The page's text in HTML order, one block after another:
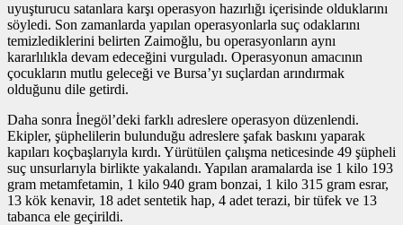
uyuşturucu satanlara karşı operasyon hazırlığı içerisinde olduklarını
söyledi. Son zamanlarda yapılan operasyonlarla suç odaklarını
temizlediklerini belirten Zaimoğlu, bu operasyonların aynı
kararlılıkla devam edeceğini vurguladı. Operasyonun amacının
çocukların mutlu geleceği ve Bursa’yı suçlardan arındırmak
olduğunu dile getirdi.
Daha sonra İnegöl’deki farklı adreslere operasyon düzenlendi.
Ekipler, şüphelilerin bulunduğu adreslere şafak baskını yaparak
kapıları koçbaşlarıyla kırdı. Yürütülen çalışma neticesinde 49 şüpheli
suç unsurlarıyla birlikte yakalandı. Yapılan aramalarda ise 1 kilo 193
gram metamfetamin, 1 kilo 940 gram bonzai, 1 kilo 315 gram esrar,
13 kök kenavir, 18 adet sentetik hap, 4 adet terazi, bir tüfek ve 13
tabanca ele geçirildi.